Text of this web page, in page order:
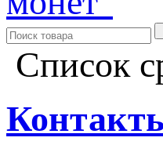
Список